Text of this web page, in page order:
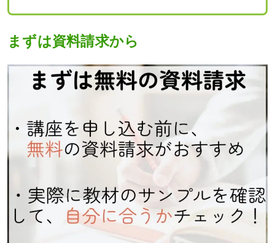
まずは資料請求から